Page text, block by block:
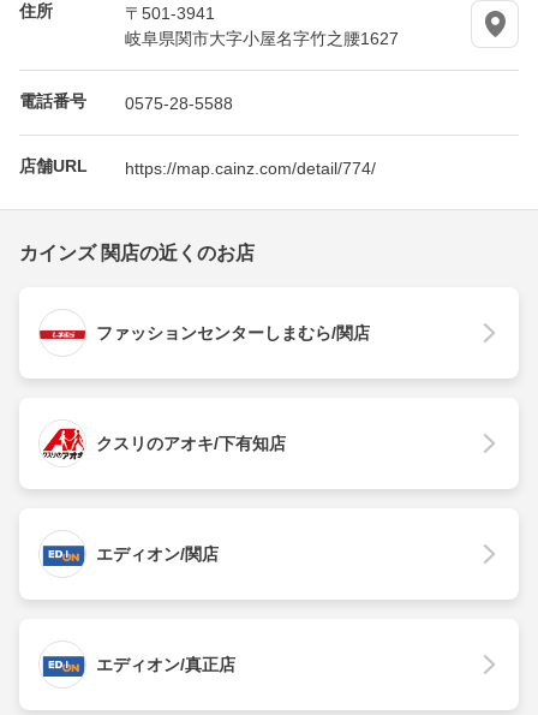
住所
〒501-3941
岐阜県関市大字小屋名字竹之腰1627
電話番号 0575-28-5588
店舗URL https://map.cainz.com/detail/774/
カインズ 関店の近くのお店
ファッションセンターしまむら/関店
クスリのアオキ/下有知店
エディオン/関店
エディオン/真正店